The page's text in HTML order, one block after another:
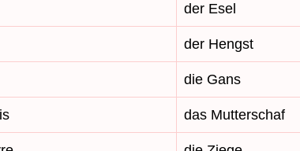
der Esel
der Hengst
die Gans
das Mutterschaf